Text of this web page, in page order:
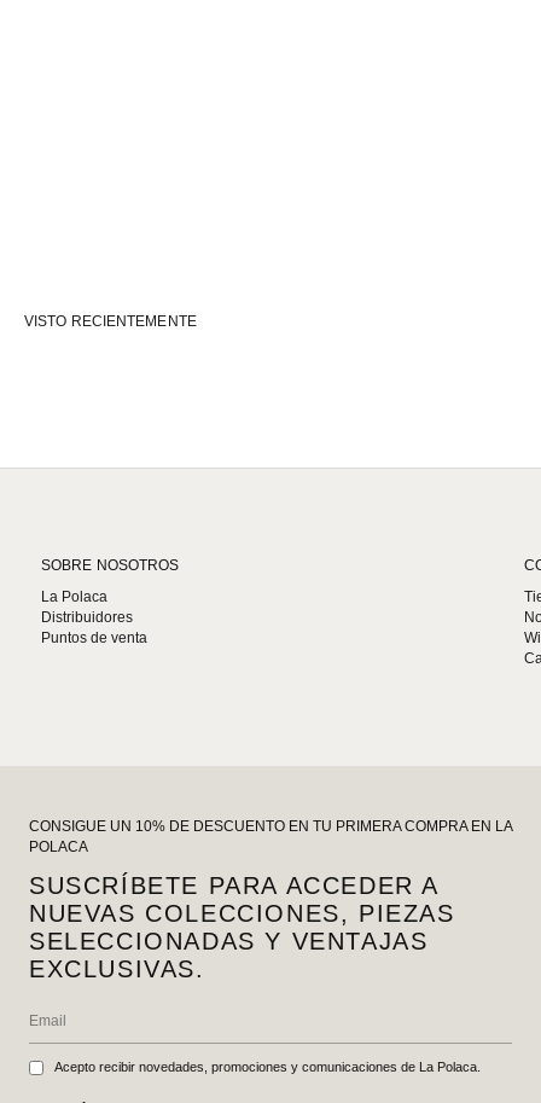
VISTO RECIENTEMENTE
SOBRE NOSOTROS
La Polaca
Distribuidores
Puntos de venta
CONSIGUE UN 10% DE DESCUENTO EN TU PRIMERA COMPRA EN LA
POLACA
SUSCRÍBETE PARA ACCEDER A
NUEVAS COLECCIONES, PIEZAS
SELECCIONADAS Y VENTAJAS
EXCLUSIVAS.
Acepto recibir novedades, promociones y comunicaciones de La Polaca.